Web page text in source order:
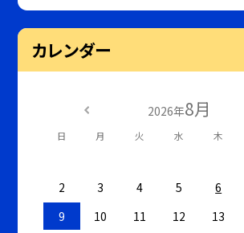
カレンダー
2026年8月
日 月 火 水 木
2
3 4 5 6
9
10 11 12 13